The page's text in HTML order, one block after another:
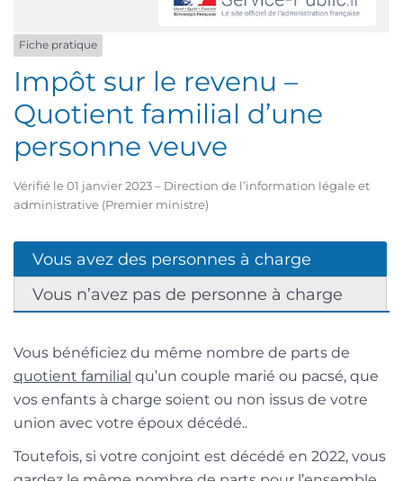
Fiche pratique
Impôt sur le revenu –
Quotient familial d’une
personne veuve
Vérifié le 01 janvier 2023 – Direction de l’information légale et
administrative (Premier ministre)
Vous avez des personnes à charge
Vous n’avez pas de personne à charge
Vous bénéficiez du même nombre de parts de
quotient familial qu’un couple marié ou pacsé, que
vos enfants à charge soient ou non issus de votre
union avec votre époux décédé..
Toutefois, si votre conjoint est décédé en 2022, vous